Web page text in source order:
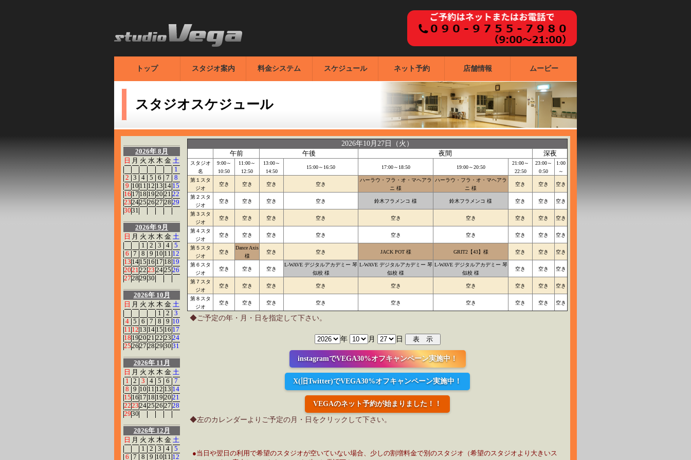
トップ スタジオ案内 料金システム スケジュール ネット予約 店舗情報 ムービー
スタジオスケジュール
2026年10月27日（火）
午前
午後 夜間 深夜
スタジオ
名
9:00～
10:50
11:00～
12:50
13:00～
14:50
15:00～16:50 17:00～18:50 19:00～20:50
21:00～
22:50
23:00～
0:50
1:00
～
第１スタ
ジオ
空き 空き 空き 空き
ハーラウ・フラ・オ・マヘアラ
ニ 様
ハーラウ・フラ・オ・マヘアラ
ニ 様
空き 空き 空き
第２スタ
ジオ
空き 空き 空き 空き 鈴木フラメンコ 様 鈴木フラメンコ 様 空き 空き 空き
第３スタ
ジオ
空き 空き 空き 空き 空き 空き 空き 空き 空き
第４スタ
ジオ
空き 空き 空き 空き 空き 空き 空き 空き 空き
第５スタ
ジオ
空き
Dance Axis
様
空き 空き JACK POT 様 GRIT2【43】様 空き 空き 空き
第６スタ
ジオ
空き 空き 空き
L-WAVE デジタルアカデミー 琴
似校 様
L-WAVE デジタルアカデミー 琴
似校 様
L-WAVE デジタルアカデミー 琴
似校 様
空き 空き 空き
第７スタ
ジオ
空き 空き 空き 空き 空き 空き 空き 空き 空き
第８スタ
ジオ
空き 空き 空き 空き 空き 空き 空き 空き 空き
◆ご予定の年・月・日を指定して下さい。
年 月 日
instagramでVEGA30%オフキャンペーン実施中！
X(旧Twitter)でVEGA30%オフキャンペーン実施中！
VEGAのネット予約が始まりました！！
◆左のカレンダーよりご予定の月・日をクリックして下さい。
●当日や翌日の利用で希望のスタジオが空いていない場合、少しの割増料金で別のスタジオ（希望のスタジオより大きいス
2026年 8月
日 月 火 水 木 金 土
1
2 3 4 5 6 7
8
9 10 11 12 13 14 15
1617 18 19 20 21 22
232425 26 27 28 29
3031
2026年 9月
日 月 火 水 木 金 土
1
2 3 4
5
6 7 8 9 10 11 12
131415 16 17 18 19
2021 22 23 2425 26
272829 30
2026年 10月
日 月 火 水 木 金 土
1
2
3
4 5 6 7 8 9 10
11 12 13 14 15 16 17
181920 21 22 23 24
252627 28 29 30 31
2026年 11月
日 月 火 水 木 金 土
1
2 3 4 5 6
7
8 9 10 11 12 13 14
1516 17 18 19 20 21
22232425 26 27 28
2930
2026年 12月
日 月 火 水 木 金 土
1
2 3 4
5
6 7 8 9 10 11 12